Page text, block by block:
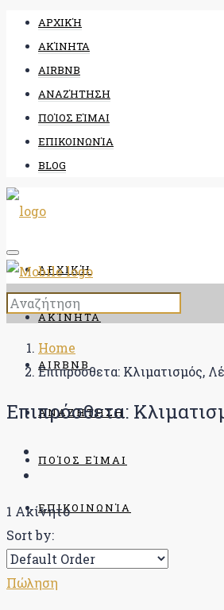
ΑΡΧΙΚΉ
ΑΚΊΝΗΤΑ
AIRBNB
ΑΝΑΖΉΤΗΣΗ
ΠΟΊΟΣ ΕΊΜΑΙ
ΕΠΙΚΟΙΝΩΝΊΑ
BLOG
ΑΡΧΙΚΉ
ΑΚΊΝΗΤΑ
AIRBNB
ΑΝΑΖΉΤΗΣΗ
ΠΟΊΟΣ ΕΊΜΑΙ
ΕΠΙΚΟΙΝΩΝΊΑ
BLOG
Home
Επιπρόσθετα: Κλιματισμός,
Επιπρόσθετα:
1 Ακίνητο
Sort by:
Πώληση